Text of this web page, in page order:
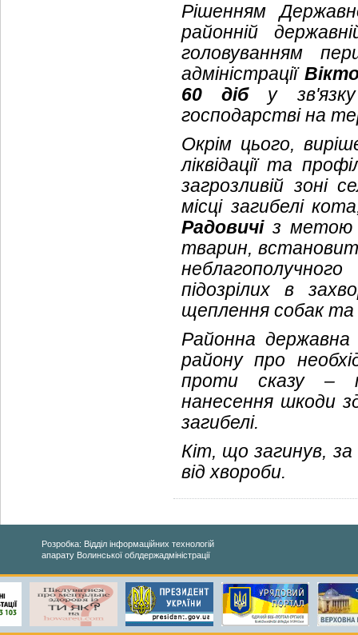
Рішенням
районній
головуванням
адміністрації
60 дібу зв'язку
господарстві на
Окрім цього,
ліквідації та
загрозливій зоні
місці загибелі
Радовичіз метою
тварин,
підозрілих в
щеплення собак та
Районна державна
району про
проти сказу –
нанесення шкоди
загибелі.
Кіт, що загинув,
від хвороби.
Розробка: Відділ інформаційних технологій
апарату Волинської облдержадміністрації